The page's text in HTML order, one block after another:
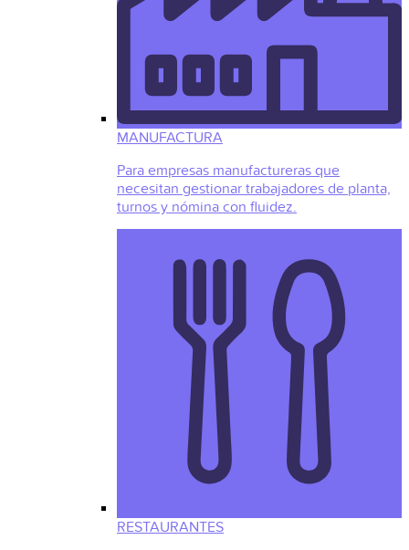
MANUFACTURA
Para empresas manufactureras que
necesitan gestionar trabajadores de planta,
turnos y nómina con fluidez.
RESTAURANTES